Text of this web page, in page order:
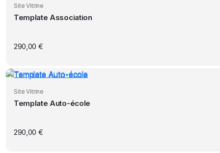
Site Vitrine
Template Association
290,00 €
Site Vitrine
Template Auto-école
290,00 €